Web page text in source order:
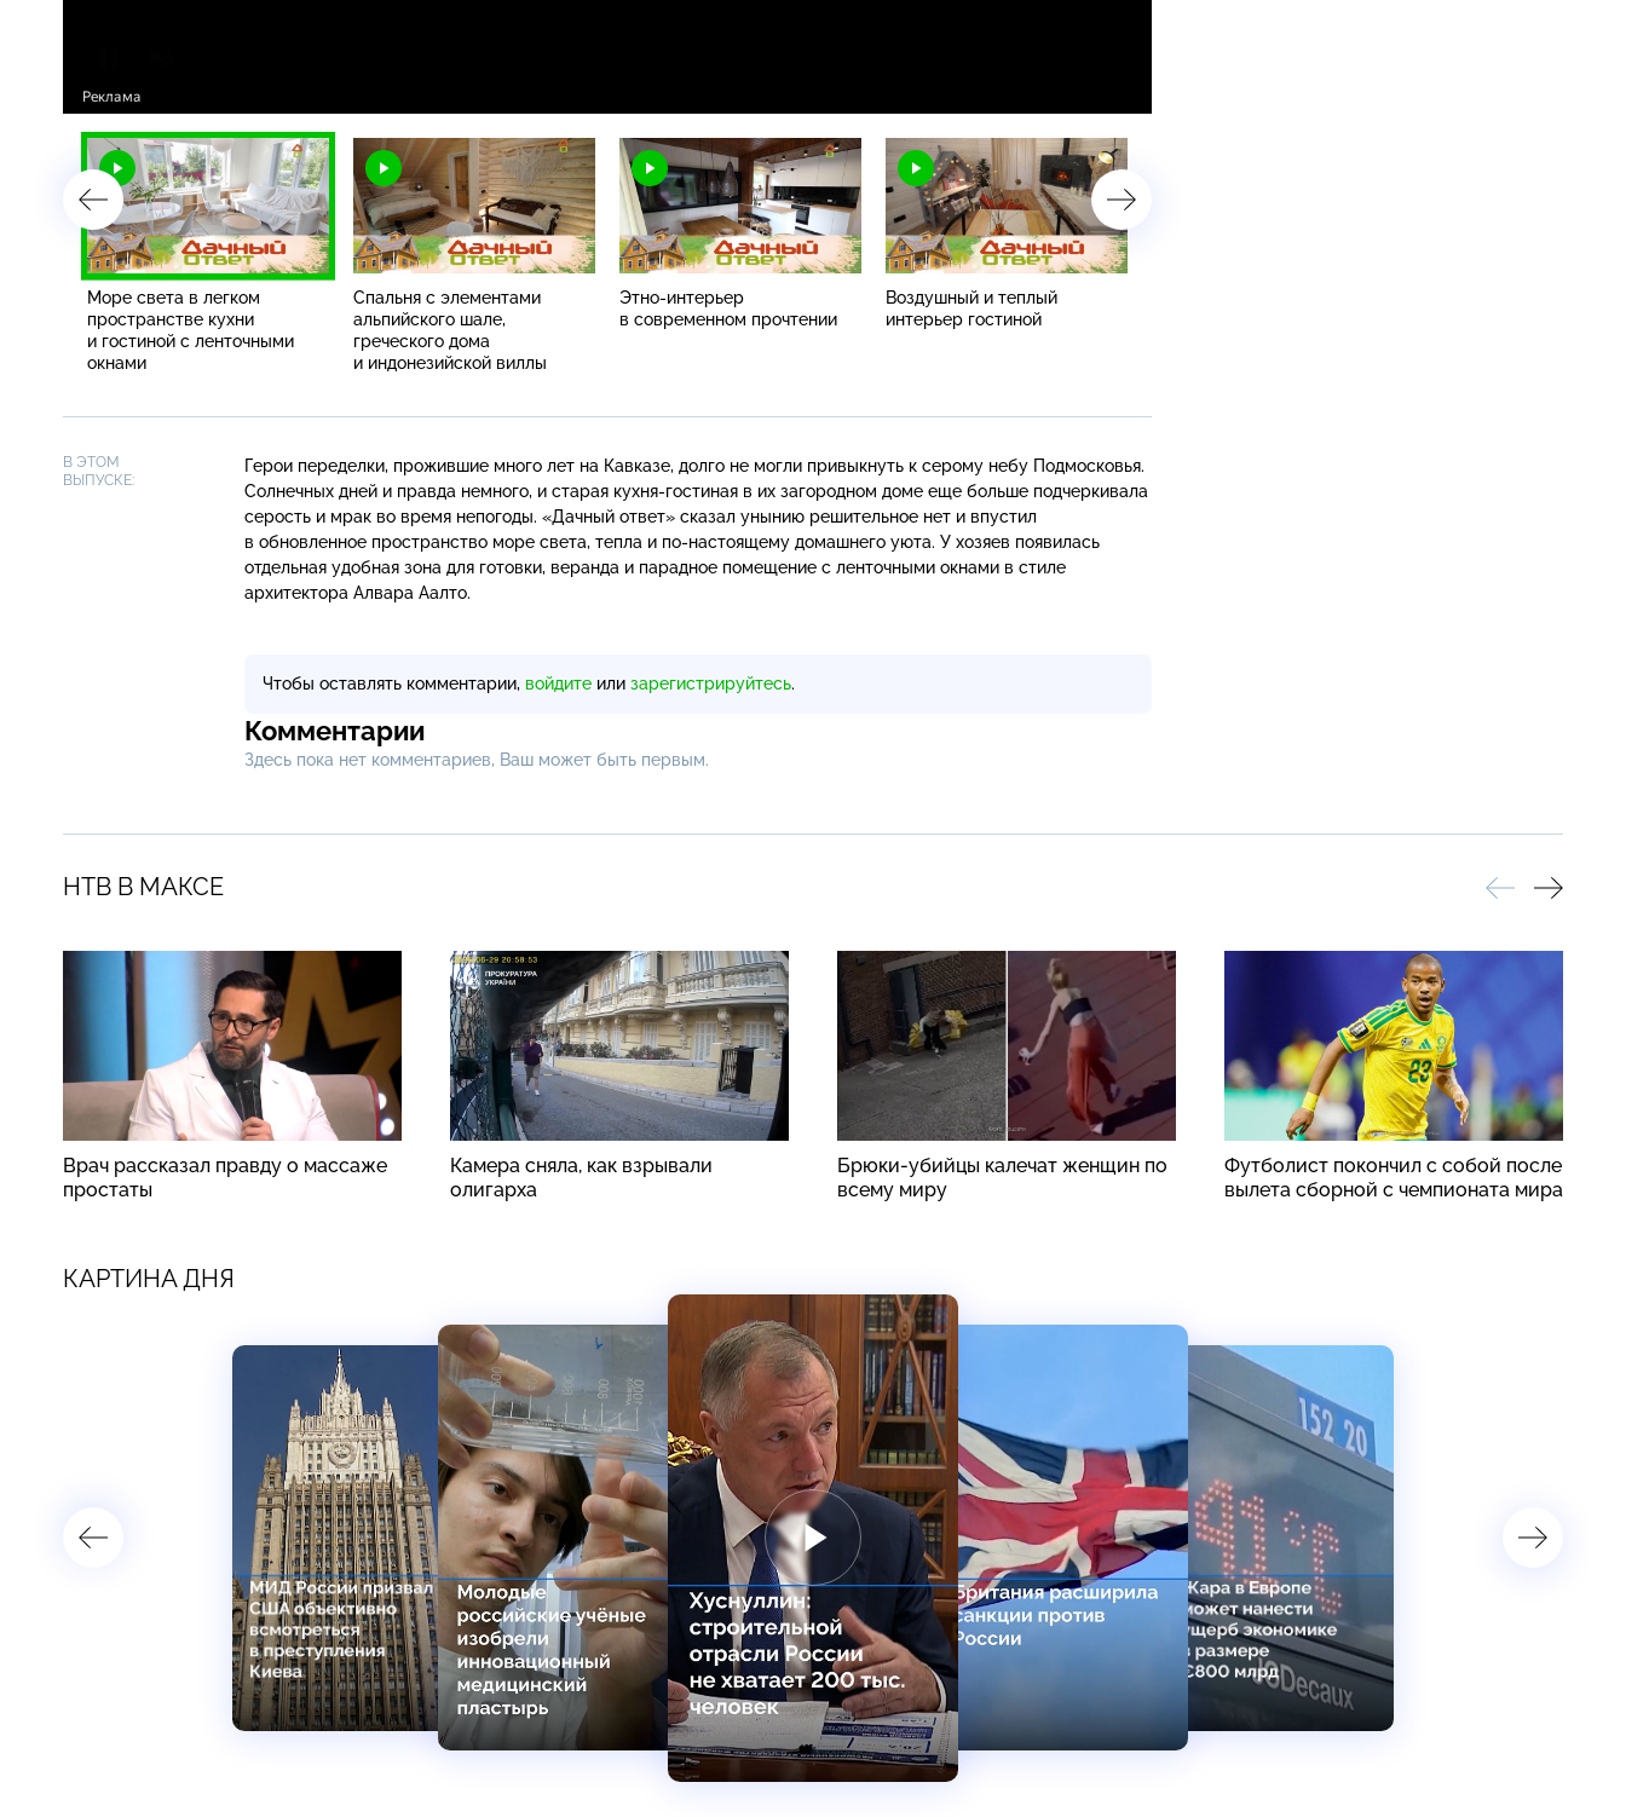
Море света в легком
пространстве кухни
и гостиной с ленточными
окнами
Спальня с элементами
альпийского шале,
греческого дома
и индонезийской виллы
Этно-интерьер
в современном прочтении
Воздушный и теплый
интерьер гостиной
В ЭТОМ
ВЫПУСКЕ:
Герои переделки, прожившие много лет на Кавказе, долго не могли привыкнуть к серому небу Подмосковья.
Солнечных дней и правда немного, и старая кухня-гостиная в их загородном доме еще больше подчеркивала
серость и мрак во время непогоды. «Дачный ответ» сказал унынию решительное нет и впустил
в обновленное пространство море света, тепла и по-настоящему домашнего уюта. У хозяев появилась
отдельная удобная зона для готовки, веранда и парадное помещение с ленточными окнами в стиле
архитектора Алвара Аалто.
Чтобы оставлять комментарии, войдите или зарегистрируйтесь.
Комментарии
Здесь пока нет комментариев, Ваш может быть первым.
НТВ В МАКСЕ
Врач рассказал правду о массаже
простаты
Камера сняла, как взрывали
олигарха
Брюки-убийцы калечат женщин по
всему миру
Футболист покончил с собой после
вылета сборной с чемпионата мира
КАРТИНА ДНЯ